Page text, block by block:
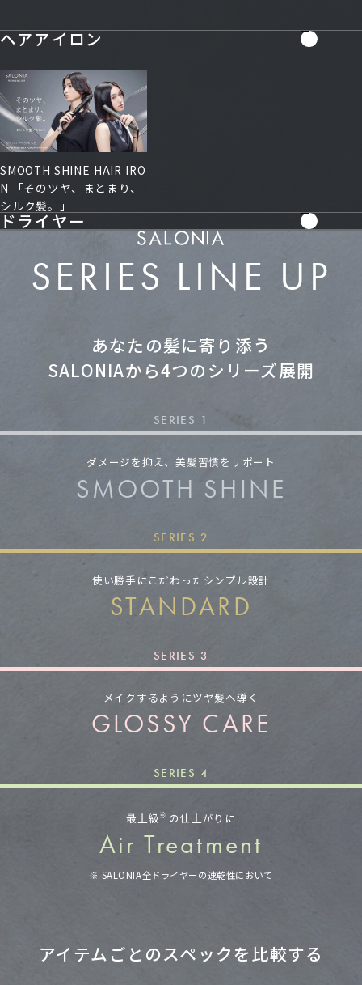
ヘアアイロン
SMOOTH SHINE HAIR IRO
N 「そのツヤ、まとまり、
シルク髪。」
ドライヤー
SMOOTH SHINE DRYER
「その風、速乾シルク
SERIES LINE UP
あなたの髪に寄り添う
SALONIAから4つのシリーズ展開
SERIES 1
ダメージを抑え、美髪習慣をサポート
SMOOTH SHINE
SERIES 2
使い勝手にこだわったシンプル設計
STANDARD
SERIES 3
メイクするようにツヤ髪へ導く
GLOSSY CARE
SERIES 4
最上級※ の仕上がりに
Air Treatment
※ SALONIA全ドライヤーの速乾性において
アイテムごとのスペックを比較する